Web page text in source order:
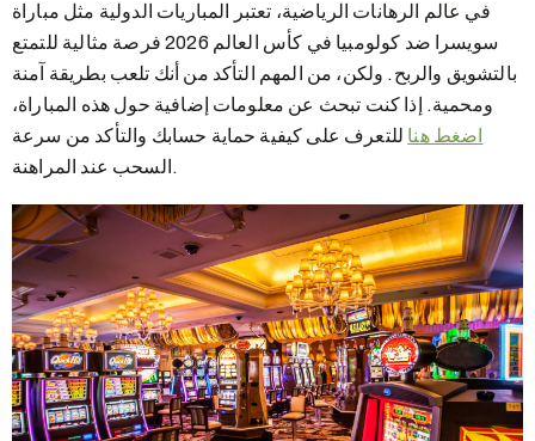
في عالم الرهانات الرياضية، تعتبر المباريات الدولية مثل مباراة
سويسرا ضد كولومبيا في كأس العالم 2026 فرصة مثالية للتمتع
بالتشويق والربح. ولكن، من المهم التأكد من أنك تلعب بطريقة آمنة
ومحمية. إذا كنت تبحث عن معلومات إضافية حول هذه المباراة،
اضغط هنا للتعرف على كيفية حماية حسابك والتأكد من سرعة
السحب عند المراهنة.